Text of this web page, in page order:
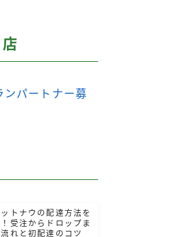
トナウの配達方法を
受注からドロップま
れと初配達のコツ